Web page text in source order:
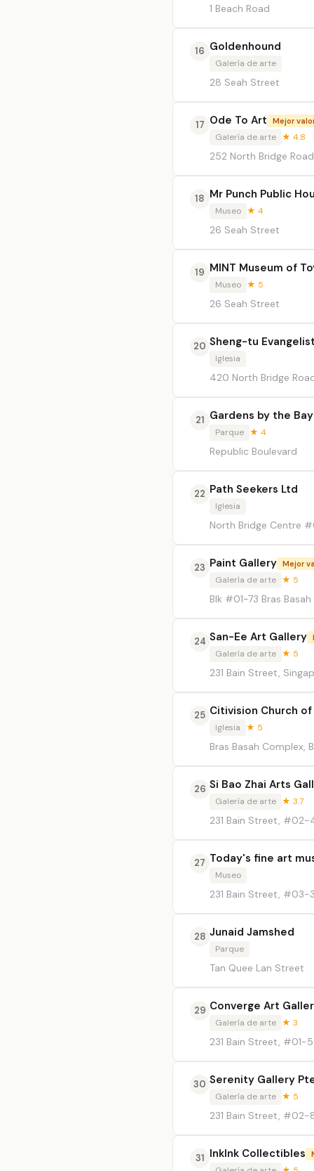
1 Beach Road
16 Goldenhound
Galería de arte
28 Seah Street
17 Ode To Art Mejor
Galería de arte ★ 4.8
252 North Bridge
18 Mr Punch Public
Museo ★ 4
26 Seah Street
19 MINT Museum of
Museo ★ 5
26 Seah Street
20 Sheng-tu
Iglesia
420 North Bridge
21 Gardens by the
Parque ★ 4
Republic Boulevard
22 Path Seekers Ltd
Iglesia
North Bridge Centre
23 Paint Gallery Mejor
Galería de arte ★ 5
Blk #01-73 Bras
24 San-Ee Art Gallery
Galería de arte ★ 5
231 Bain Street,
25 Citivision Church
Iglesia ★ 5
Bras Basah Complex,
26 Si Bao Zhai Arts
Galería de arte ★ 3.7
231 Bain Street, #02-
27 Today's fine art
Museo
231 Bain Street, #03-
28 Junaid Jamshed
Parque
Tan Quee Lan Street
29 Converge Art
Galería de arte ★ 3
231 Bain Street, #01-
30 Serenity Gallery
Galería de arte ★ 5
231 Bain Street, #02-
31 InkInk Collectibles